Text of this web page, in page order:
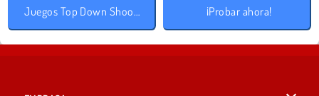
Juegos Top Down Shooter ¡Probar ahora!